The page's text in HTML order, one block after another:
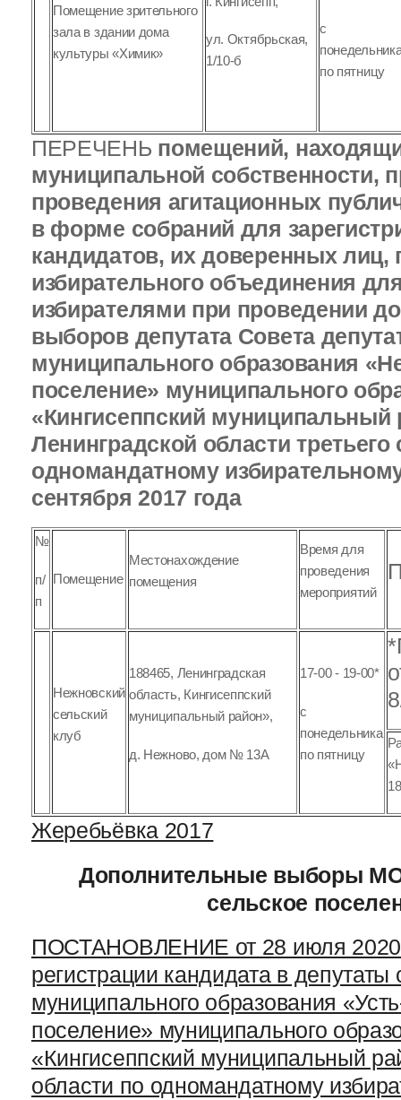
Помещение зрительного
зала в здании дома
культуры «Химик»
ул. Октябрьская,
1/10-б
с
по пятницу
ПЕРЕЧЕНЬ помещений,
муниципальной собственности,
проведения агитационных
в форме собраний для
кандидатов, их доверенных лиц,
избирательного объединения
избирателями при проведении
выборов депутата Совета
муниципального образования
поселение» муниципального
«Кингисеппский муниципальный
Ленинградской области
одномандатному
сентября 2017 года
№
п/
п
Помещение
Местонахождение
помещения
Время для
проведения
мероприятий
Нежновский
сельский
клуб
188465, Ленинградская
область, Кингисеппский
муниципальный район»,
д. Нежново, дом № 13А
17-00 - 19-00*
с
понедельника
по пятницу
Жеребьёвка 2017
Дополнительные выборы МО
сельское
ПОСТАНОВЛЕНИЕ от 28 июля
регистрации кандидата в депутаты
муниципального образования
поселение» муниципального
«Кингисеппский муниципальный
области по одномандатному